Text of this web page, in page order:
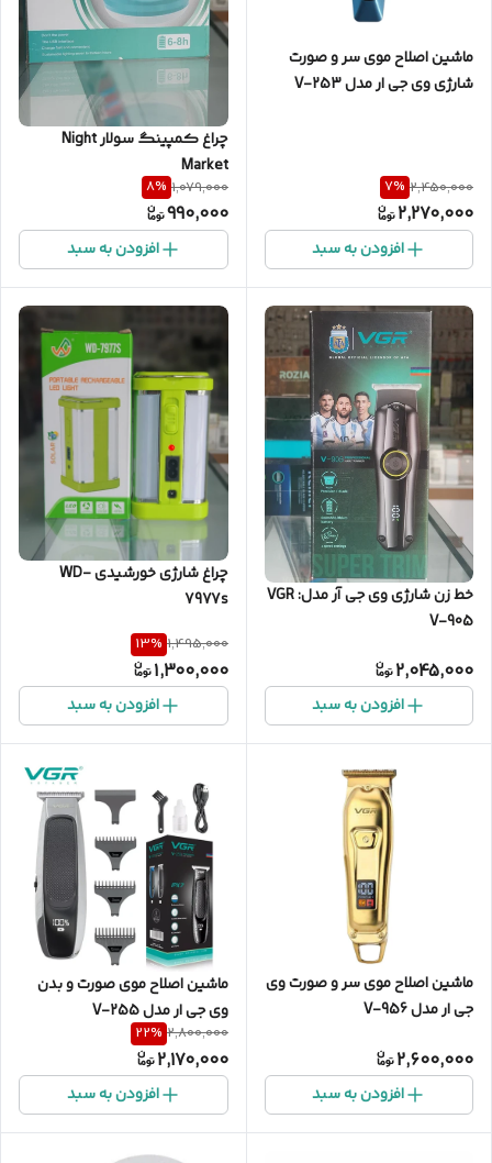
ماشین اصلاح موی سر و صورت
شارژی وی جی ار مدل V-253
2,450,000
7%
2,270,000
افزودن به سبد
چراغ کمپینگ سولار Night
Market
1,079,000
8%
990,000
افزودن به سبد
خط زن شارژی وی جی آر مدل: VGR
V-905
2,045,000
افزودن به سبد
چراغ شارژی خورشیدی WD-
7977s
1,495,000
13%
1,300,000
افزودن به سبد
ماشین اصلاح موی سر و صورت وی
جی ار مدل V-956
2,600,000
افزودن به سبد
ماشین اصلاح موی صورت و بدن
وی جی ار مدل V-255
2,800,000
22%
2,170,000
افزودن به سبد